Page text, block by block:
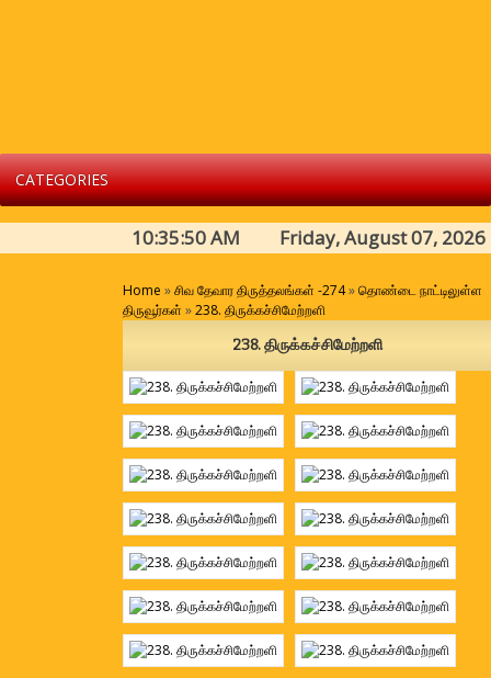
CATEGORIES
10:35:50 AM Friday, August 07, 2026
Home »சிவ தேவார திருத்தலங்கள் -274»தொண்டை நாட்டிலுள்ள
திருவூர்கள் »238. திருக்கச்சிமேற்றளி
238. திருக்கச்சிமேற்றளி